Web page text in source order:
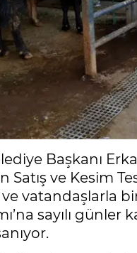
Başkanı
Satış ve Kesim
vatandaşlarla
sayılı